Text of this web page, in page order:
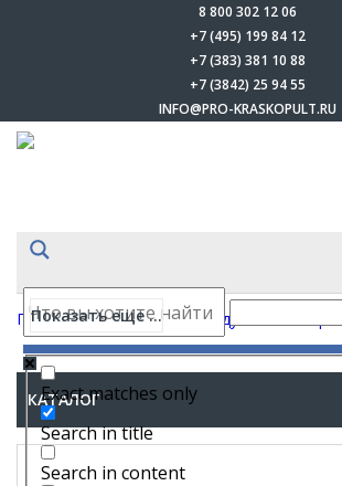
8 800 302 12 06
+7 (495) 199 84 12
+7 (383) 381 10 88
+7 (3842) 25 94 55
INFO@PRO-KRASKOPULT.RU
Показать еще ...
Exact matches only
Search in title
Search in content
Главная-Каталог-Безвоздушные
КАТАЛОГ